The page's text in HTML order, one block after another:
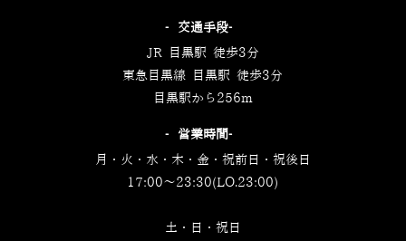
‐交通手段‐
JR 目黒駅 徒歩3分
東急目黒線 目黒駅 徒歩3分
目黒駅から256m
‐営業時間‐
月・火・水・木・金・祝前日・祝後日
17:00～23:30(LO.23:00)
土・日・祝日